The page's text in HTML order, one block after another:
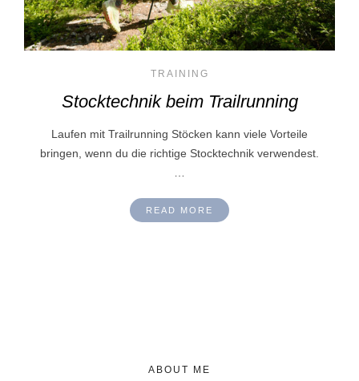
TRAINING
Stocktechnik beim Trailrunning
Laufen mit Trailrunning Stöcken kann viele Vorteile
bringen, wenn du die richtige Stocktechnik verwendest.
…
READ MORE
ABOUT ME